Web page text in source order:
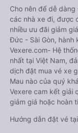
Cho nên để dễ
các nhà xe đi, được
nhiều ưu đãi giảm
Đức - Sài Gòn, hành
Vexere.com- Hệ
nhất tại Việt Nam,
dịch đặt mua vé xe
Mau nào của quý
Vexere cam kết giải
giảm giá hoặc hoàn
Hướng dẫn đặt vé